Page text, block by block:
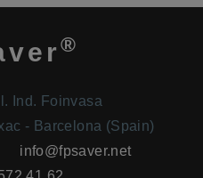
®
Ind. Foinvasa
- Barcelona (Spain)
info@fpsaver.net